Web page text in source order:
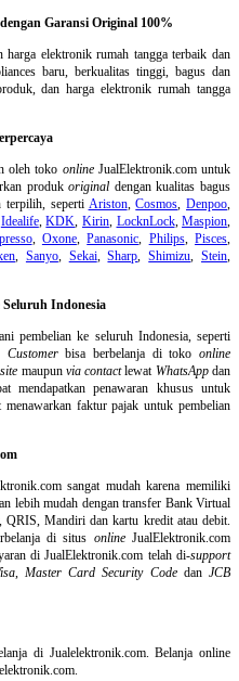
Garansi Original 100%
elektronik rumah tangga terbaik dan
baru, berkualitas tinggi, bagus dan
dan harga elektronik rumah tangga
oleh toko onlineJualElektronik.com untuk
produkoriginal dengan kualitas bagus
terpilih, seperti Ariston,Cosmos,Denpoo,
Idealife,KDK, Kirin, LocknLock,Maspion,
, Oxone,Panasonic, Philips, Pisces,
, Sanyo, Sekai,Sharp,Shimizu,Stein,
Seluruh Indonesia
pembelian ke seluruh Indonesia, seperti
Customerbisa berbelanja di tokoonline
maupun via contactlewat WhatsAppdan
mendapatkan penawaran khusus untuk
faktur pajak untuk pembelian
sangat mudah karena memiliki
lebih mudah dengan transfer Bank Virtual
Mandiri dan kartu kredit atau debit.
di situs onlineJualElektronik.com
di JualElektronik.com telah di-support
, Master Card Security Codedan JCB
di Jualelektronik.com. Belanja online